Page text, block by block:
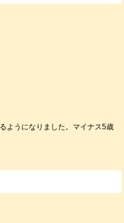
ようになりました。マイナス5歳